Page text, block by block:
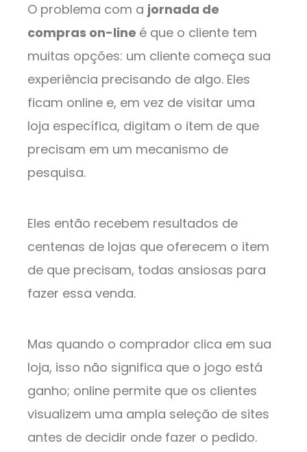
O problema com a jornada de
compras on-line é que o cliente tem
muitas opções: um cliente começa sua
experiência precisando de algo. Eles
ficam online e, em vez de visitar uma
loja específica, digitam o item de que
precisam em um mecanismo de
pesquisa.
Eles então recebem resultados de
centenas de lojas que oferecem o item
de que precisam, todas ansiosas para
fazer essa venda.
Mas quando o comprador clica em sua
loja, isso não significa que o jogo está
ganho; online permite que os clientes
visualizem uma ampla seleção de sites
antes de decidir onde fazer o pedido.